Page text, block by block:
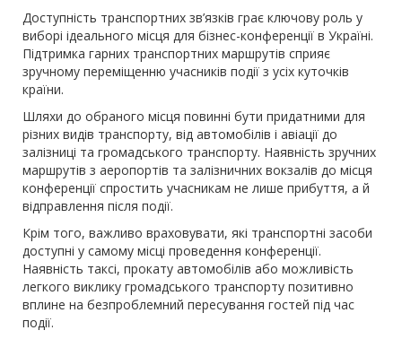
Доступність транспортних зв’язків грає ключову роль у
виборі ідеального місця для бізнес-конференції в Україні.
Підтримка гарних транспортних маршрутів сприяє
зручному переміщенню учасників події з усіх куточків
країни.
Шляхи до обраного місця повинні бути придатними для
різних видів транспорту, від автомобілів і авіації до
залізниці та громадського транспорту. Наявність зручних
маршрутів з аеропортів та залізничних вокзалів до місця
конференції спростить учасникам не лише прибуття, а й
відправлення після події.
Крім того, важливо враховувати, які транспортні засоби
доступні у самому місці проведення конференції.
Наявність таксі, прокату автомобілів або можливість
легкого виклику громадського транспорту позитивно
вплине на безпроблемний пересування гостей під час
події.